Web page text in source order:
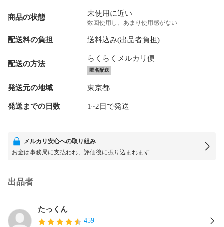
商品の状態 未使用に近い
数回使用し、あまり使用感がない
配送料の負担 送料込み(出品者負担)
配送の方法
らくらくメルカリ便
匿名配送
発送元の地域 東京都
発送までの日数 1~2日で発送
メルカリ安心への取り組み
お金は事務局に支払われ、評価後に振り込まれます
出品者
たっくん
459